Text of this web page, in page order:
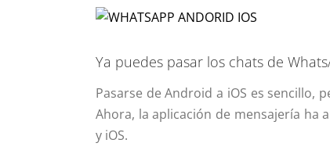
Ver
más
Ya puedes pasar los chats de
Pasarse de Android a iOS es sencillo,
Ahora, la aplicación de mensajería ha
y iOS.